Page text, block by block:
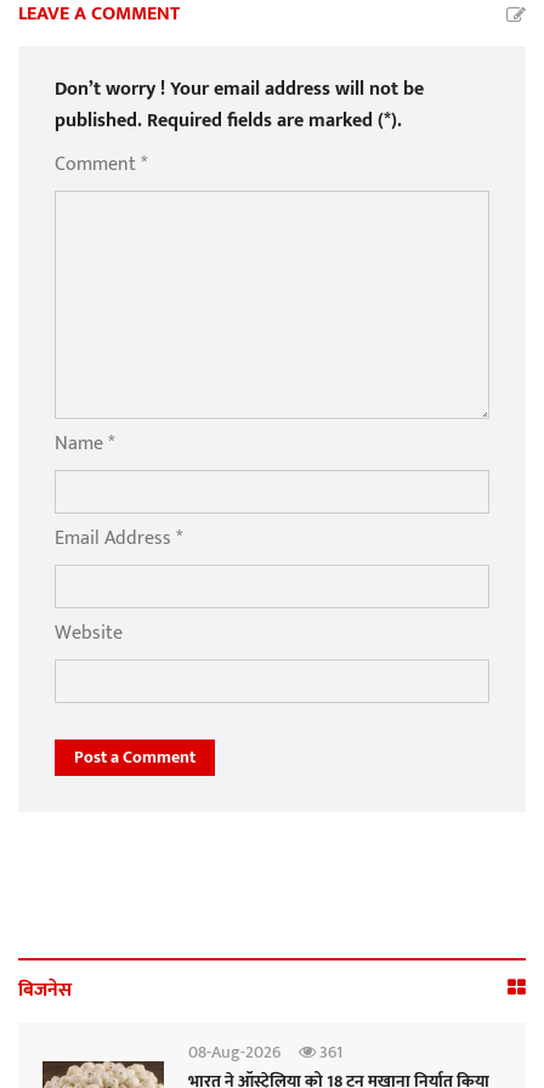
LEAVE A COMMENT
Don’t worry ! Your email address will not be
published. Required fields are marked (*).
Comment *
Name *
Email Address *
Website
Post a Comment
बिजनेस
08-Aug-2026
361
भारत ने ऑस्ट्रेलिया को 18 टन मखाना निर्यात किया